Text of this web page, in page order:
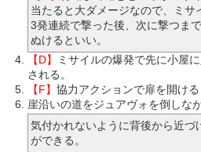
当たると大ダメージなので、ミサ
3発連続で撃った後、次に撃つま
ぬけるといい。
【D】
ミサイルの爆発で先に小屋
される。
【F】 協力アクションで扉を開ける
崖沿いの道をジュアヴォを倒しな
気付かれないように背後から近づ
ができる。